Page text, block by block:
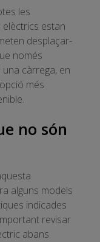
les
elèctrics estan
desplaçar-
només
una càrrega, en
més
no són
alguns models
indicades
revisar
abans